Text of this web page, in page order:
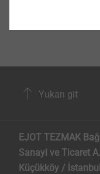
Yukarı git
EJOT TEZMAK
Sanayi ve Ticaret
Küçükköy /